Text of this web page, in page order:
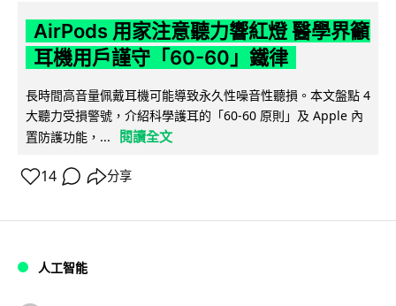
AirPods 用家注意聽力響紅燈 醫學界籲
耳機用戶謹守「60-60」鐵律
長時間高音量佩戴耳機可能導致永久性噪音性聽損。本文盤點 4
大聽力受損警號，介紹科學護耳的「60-60 原則」及 Apple 內
置防護功能，...
閱讀全文
14 分享
人工智能